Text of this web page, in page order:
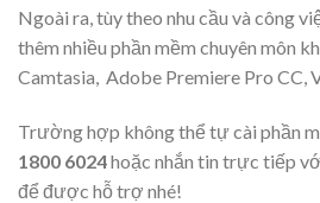
Ngoài ra, tùy theo nhu cầu và công
thêm nhiều phần mềm chuyên môn
Camtasia, Adobe Premiere Pro CC,
Trường hợp không thể tự cài phần
1800 6024hoặc nhắn tin trực tiếp
để được hỗ trợ nhé!